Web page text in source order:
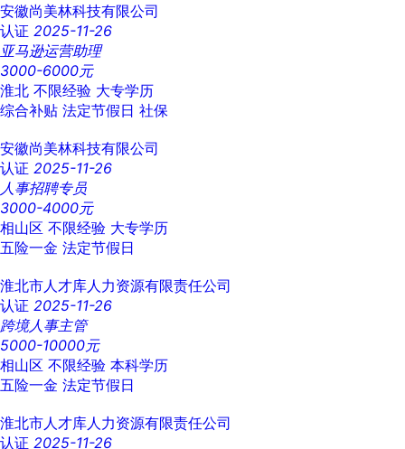
安徽尚美林科技有限公司
认证 2025-11-26
亚马逊运营助理
3000-6000元
淮北 不限经验 大专学历
综合补贴 法定节假日 社保
安徽尚美林科技有限公司
认证 2025-11-26
人事招聘专员
3000-4000元
相山区 不限经验 大专学历
五险一金 法定节假日
淮北市人才库人力资源有限责任公司
认证 2025-11-26
跨境人事主管
5000-10000元
相山区 不限经验 本科学历
五险一金 法定节假日
淮北市人才库人力资源有限责任公司
认证 2025-11-26